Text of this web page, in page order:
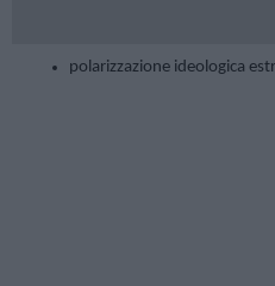
polarizzazione ideologica